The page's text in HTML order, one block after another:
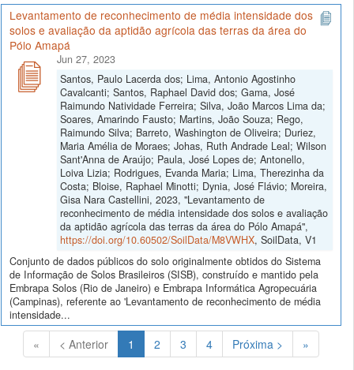
Levantamento de reconhecimento de média intensidade dos
solos e avaliação da aptidão agrícola das terras da área do
Pólo Amapá
Jun 27, 2023
Santos, Paulo Lacerda dos; Lima, Antonio Agostinho
Cavalcanti; Santos, Raphael David dos; Gama, José
Raimundo Natividade Ferreira; Silva, João Marcos Lima da;
Soares, Amarindo Fausto; Martins, João Souza; Rego,
Raimundo Silva; Barreto, Washington de Oliveira; Duriez,
Maria Amélia de Moraes; Johas, Ruth Andrade Leal; Wilson
Sant'Anna de Araújo; Paula, José Lopes de; Antonello,
Loiva Lizia; Rodrigues, Evanda Maria; Lima, Therezinha da
Costa; Bloise, Raphael Minotti; Dynia, José Flávio; Moreira,
Gisa Nara Castellini, 2023, "Levantamento de
reconhecimento de média intensidade dos solos e avaliação
da aptidão agrícola das terras da área do Pólo Amapá",
https://doi.org/10.60502/SoilData/M8VWHX, SoilData, V1
Conjunto de dados públicos do solo originalmente obtidos do Sistema
de Informação de Solos Brasileiros (SISB), construído e mantido pela
Embrapa Solos (Rio de Janeiro) e Embrapa Informática Agropecuária
(Campinas), referente ao 'Levantamento de reconhecimento de média
intensidade...
« < Anterior 1 (Atual)
2 3 4 Próxima > »